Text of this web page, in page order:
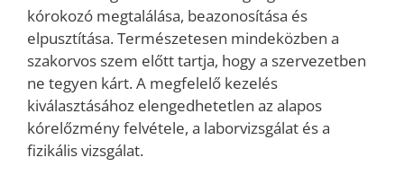
kórokozó megtalálása, beazonosítása és
elpusztítása. Természetesen mindeközben a
szakorvos szem előtt tartja, hogy a szervezetben
ne tegyen kárt. A megfelelő kezelés
kiválasztásához elengedhetetlen az alapos
kórelőzmény felvétele, a laborvizsgálat és a
fizikális vizsgálat.